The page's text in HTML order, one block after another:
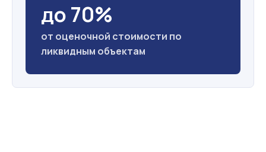
до 70%
от оценочной стоимости по
ликвидным объектам